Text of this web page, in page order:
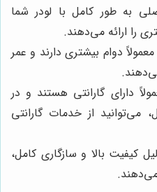
به طور کامل با لودر شما
را ارائه می‌دهند.
دوام بیشتری دارند و عمر
دارای گارانتی هستند و در
می‌توانید از خدمات گارانتی
کیفیت بالا و سازگاری کامل،
می‌دهند.